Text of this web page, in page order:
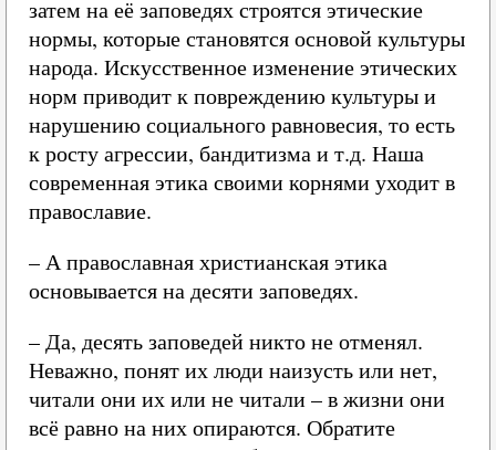
затем на её заповедях строятся этические
нормы, которые становятся основой культуры
народа. Искусственное изменение этических
норм приводит к повреждению культуры и
нарушению социального равновесия, то есть
к росту агрессии, бандитизма и т.д. Наша
современная этика своими корнями уходит в
православие.
– А православная христианская этика
основывается на десяти заповедях.
– Да, десять заповедей никто не отменял.
Неважно, понят их люди наизусть или нет,
читали они их или не читали – в жизни они
всё равно на них опираются. Обратите